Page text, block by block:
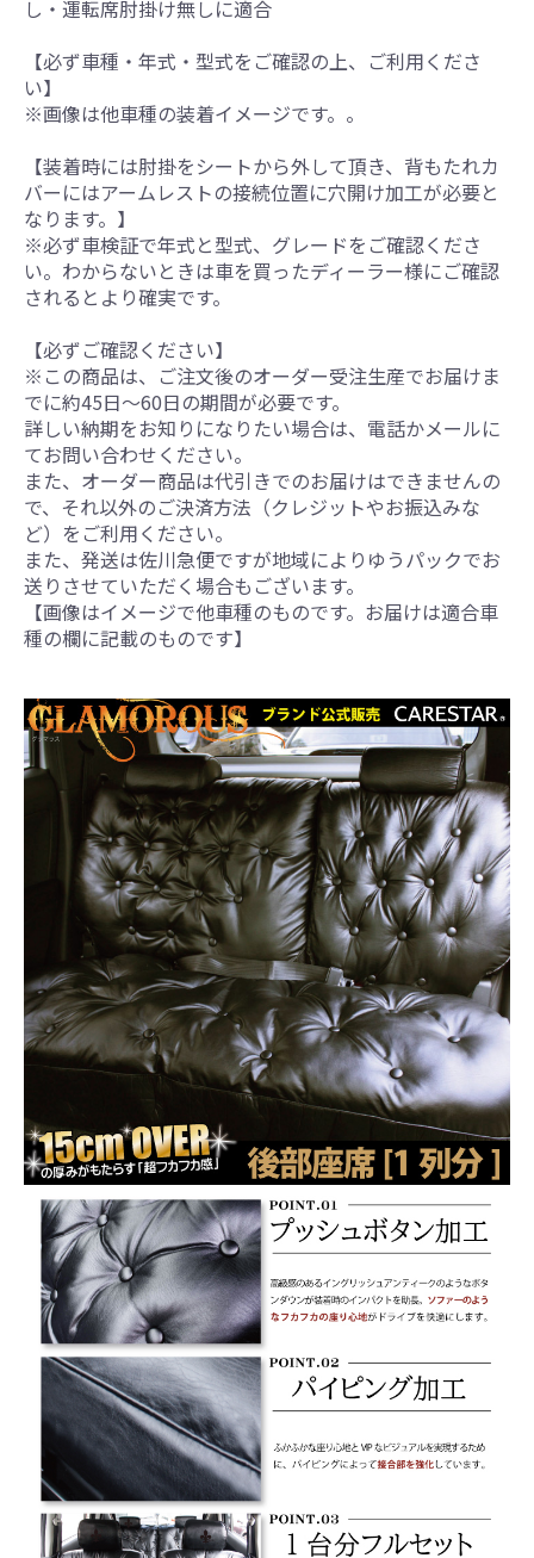
し・運転席肘掛け無しに適合
【必ず車種・年式・型式をご確認の上、ご利用くださ
い】
※画像は他車種の装着イメージです。。
【装着時には肘掛をシートから外して頂き、背もたれカ
バーにはアームレストの接続位置に穴開け加工が必要と
なります。】
※必ず車検証で年式と型式、グレードをご確認くださ
い。わからないときは車を買ったディーラー様にご確認
されるとより確実です。
【必ずご確認ください】
※この商品は、ご注文後のオーダー受注生産でお届けま
でに約45日～60日の期間が必要です。
詳しい納期をお知りになりたい場合は、電話かメールに
てお問い合わせください。
また、オーダー商品は代引きでのお届けはできませんの
で、それ以外のご決済方法（クレジットやお振込みな
ど）をご利用ください。
また、発送は佐川急便ですが地域によりゆうパックでお
送りさせていただく場合もございます。
【画像はイメージで他車種のものです。お届けは適合車
種の欄に記載のものです】